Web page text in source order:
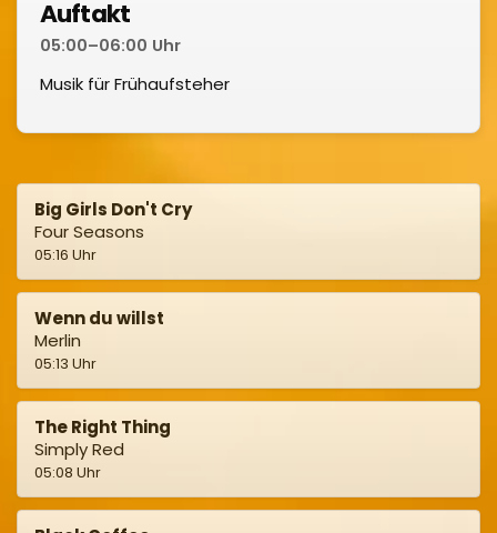
Auftakt
05:00–06:00 Uhr
Musik für Frühaufsteher
Big Girls Don't Cry
Four Seasons
05:16 Uhr
Wenn du willst
Merlin
05:13 Uhr
The Right Thing
Simply Red
05:08 Uhr